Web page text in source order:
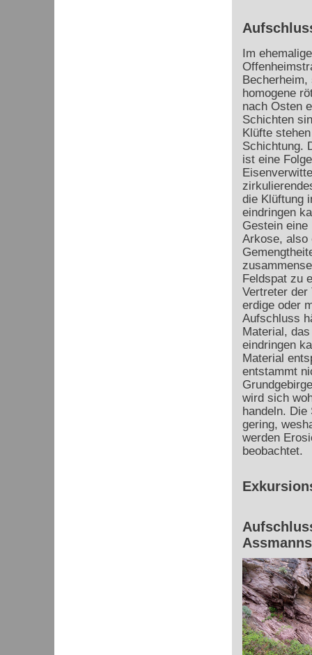
Im
Becherheim,
homogene
nach Osten
Schichten
Klüfte
Schichtung.
ist eine
die Klüftung
eindringen
Gestein eine
Arkose, also
Feldspat zu
Vertreter der
erdige oder
Aufschluss
Material,
eindringen
Material
entstammt
wird sich
handeln.
gering,
werden
beobachtet.